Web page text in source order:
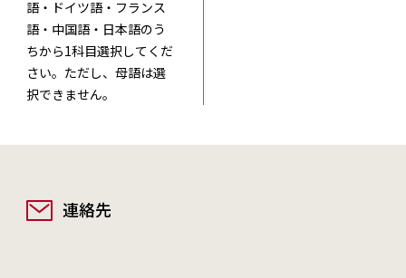
語・ドイツ語・フランス
語・中国語・日本語のう
ちから1科目選択してくだ
さい。ただし、母語は選
択できません。
連絡先